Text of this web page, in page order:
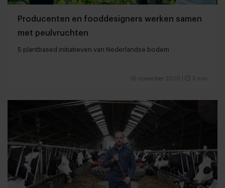
Producenten en fooddesigners werken samen
met peulvruchten
5 plantbased initiatieven van Nederlandse bodem
16 november 2020 3 min